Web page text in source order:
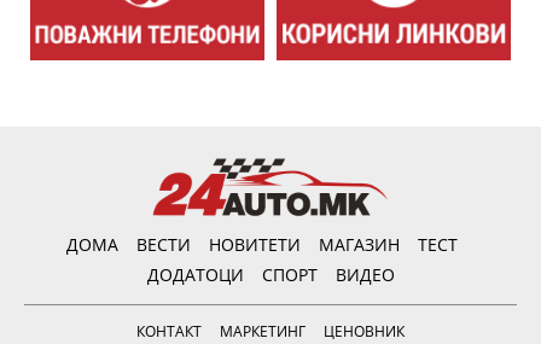
ДОМА ВЕСТИ НОВИТЕТИ МАГАЗИН
ТЕСТ
ДОДАТОЦИ
СПОРТ ВИДЕО
КОНТАКТ МАРКЕТИНГ ЦЕНОВНИК